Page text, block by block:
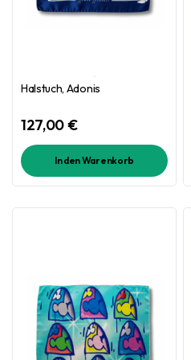
Halstuch, Adonis
127,00€
In den Warenkorb